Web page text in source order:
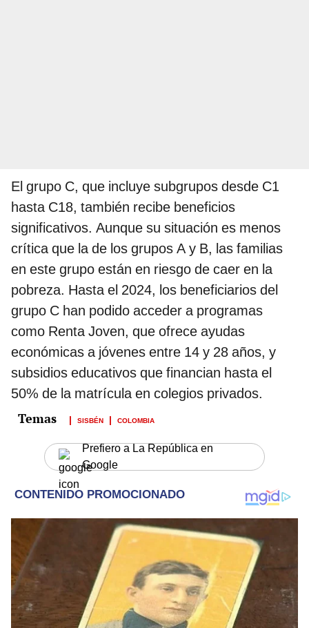
El grupo C, que incluye subgrupos desde C1
hasta C18, también recibe beneficios
significativos. Aunque su situación es menos
crítica que la de los grupos A y B, las familias
en este grupo están en riesgo de caer en la
pobreza. Hasta el 2024, los beneficiarios del
grupo C han podido acceder a programas
como Renta Joven, que ofrece ayudas
económicas a jóvenes entre 14 y 28 años, y
subsidios educativos que financian hasta el
50% de la matrícula en colegios privados.
SISBÉN COLOMBIA
Prefiero a La República en
Google